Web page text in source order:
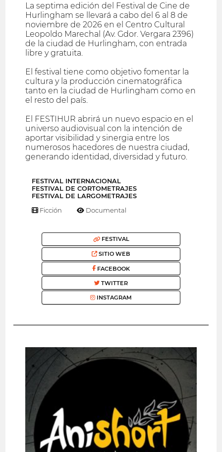
La septima edición del Festival de Cine de
Hurlingham se llevará a cabo del 6 al 8 de
noviembre de 2026 en el Centro Cultural
Leopoldo Marechal (Av. Gdor. Vergara 2396)
de la ciudad de Hurlingham, con entrada
libre y gratuita.
El festival tiene como objetivo fomentar la
cultura y la producción cinematográfica
tanto en la ciudad de Hurlingham como en
el resto del país.
El FESTIHUR abrirá un nuevo espacio en el
universo audiovisual con la intención de
aportar visibilidad y sinergia entre los
numerosos hacedores de nuestra ciudad,
generando identidad, diversidad y futuro.
FESTIVAL INTERNACIONAL
FESTIVAL DE CORTOMETRAJES
FESTIVAL DE LARGOMETRAJES
Ficción Documental
FESTIVAL
SITIO WEB
FACEBOOK
TWITTER
INSTAGRAM